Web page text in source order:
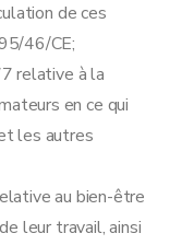
de ces
46/CE;
relative à la
en ce qui
les autres
au bien-être
leur travail, ainsi